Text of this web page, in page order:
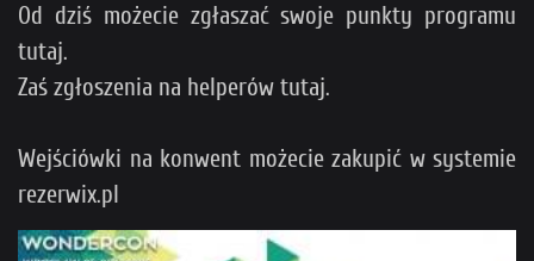
Od dziś możecie zgłaszać swoje punkty programu
tutaj.
Zaś zgłoszenia na helperów tutaj.
Wejściówki na konwent możecie zakupić w systemie
rezerwix.pl